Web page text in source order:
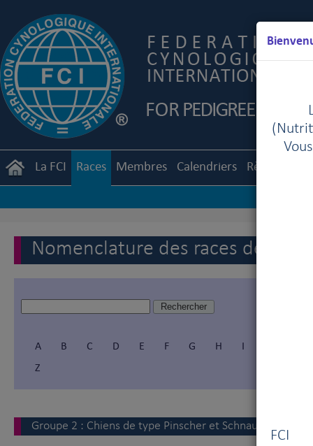
FCI
La FCI Races Membres Calendriers Règlements
Nomenclature des races de la
A B C D E F G H I
Z
Groupe 2 : Chiens de type Pinscher et Schnauzer -